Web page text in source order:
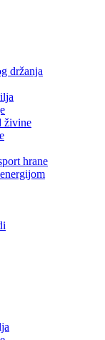
držanja
živine
hrane